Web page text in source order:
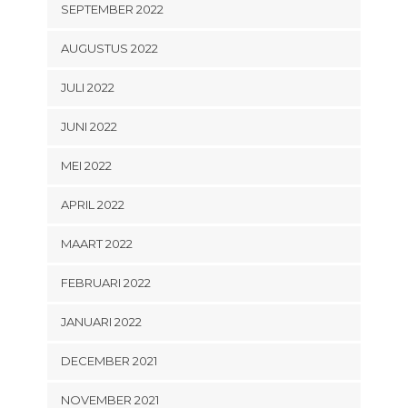
SEPTEMBER 2022
AUGUSTUS 2022
JULI 2022
JUNI 2022
MEI 2022
APRIL 2022
MAART 2022
FEBRUARI 2022
JANUARI 2022
DECEMBER 2021
NOVEMBER 2021